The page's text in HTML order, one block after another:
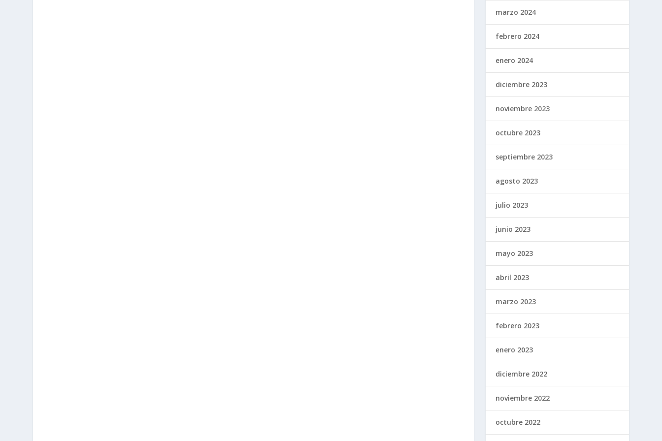
marzo 2024
febrero 2024
enero 2024
diciembre 2023
noviembre 2023
octubre 2023
septiembre 2023
agosto 2023
julio 2023
junio 2023
mayo 2023
abril 2023
marzo 2023
febrero 2023
enero 2023
diciembre 2022
noviembre 2022
octubre 2022